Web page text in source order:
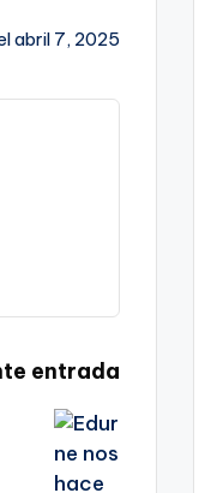
abril 7, 2025
entrada